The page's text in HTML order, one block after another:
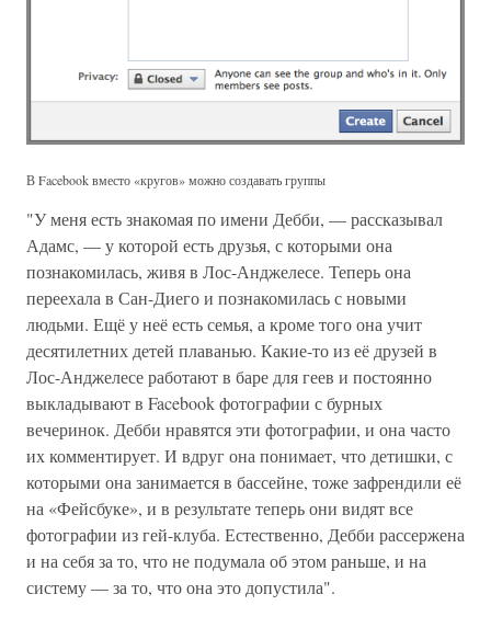
В Facebook вместо «кругов» можно создавать группы
"У меня есть знакомая по имени Дебби, — рассказывал
Адамс, — у которой есть друзья, с которыми она
познакомилась, живя в Лос-Анджелесе. Теперь она
переехала в Сан-Диего и познакомилась с новыми
людьми. Ещё у неё есть семья, а кроме того она учит
десятилетних детей плаванью. Какие-то из её друзей в
Лос-Анджелесе работают в баре для геев и постоянно
выкладывают в Facebook фотографии с бурных
вечеринок. Дебби нравятся эти фотографии, и она часто
их комментирует. И вдруг она понимает, что детишки, с
которыми она занимается в бассейне, тоже зафрендили её
на «Фейсбуке», и в результате теперь они видят все
фотографии из гей-клуба. Естественно, Дебби рассержена
и на себя за то, что не подумала об этом раньше, и на
систему — за то, что она это допустила".